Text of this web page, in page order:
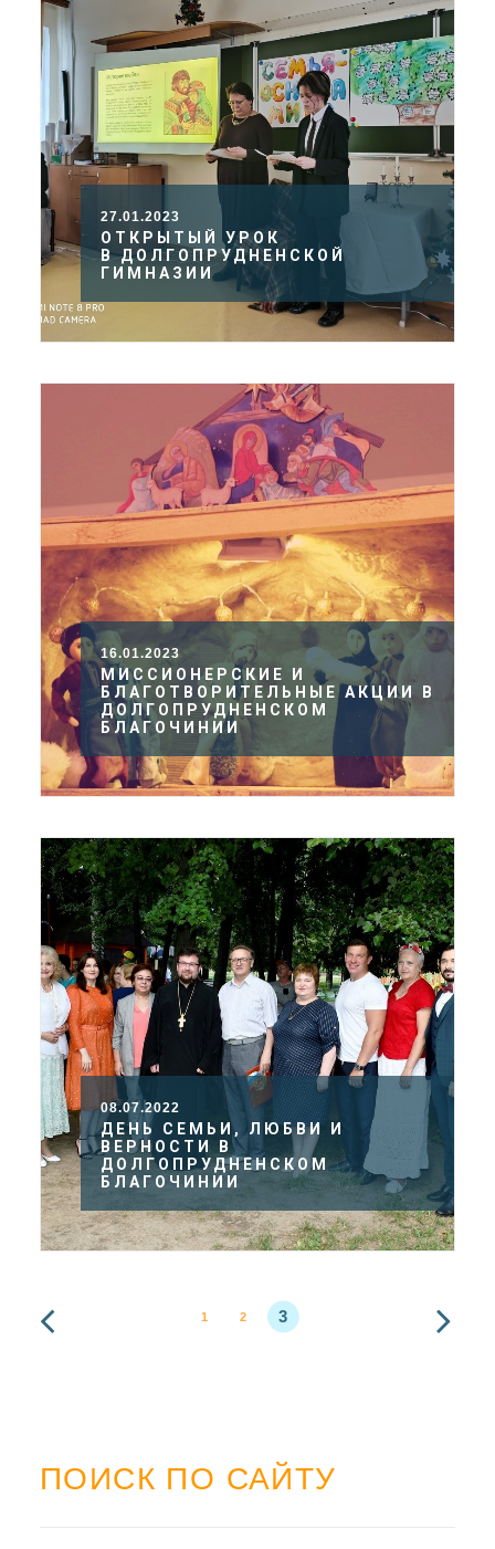
27.01.2023
ОТКРЫТЫЙ УРОК
В ДОЛГОПРУДНЕНСКОЙ
ГИМНАЗИИ
16.01.2023
МИССИОНЕРСКИЕ И
БЛАГОТВОРИТЕЛЬНЫЕ АКЦИИ В
ДОЛГОПРУДНЕНСКОМ
БЛАГОЧИНИИ
08.07.2022
ДЕНЬ СЕМЬИ, ЛЮБВИ И
ВЕРНОСТИ В
ДОЛГОПРУДНЕНСКОМ
БЛАГОЧИНИИ
1 2 3
ПОИСК ПО САЙТУ